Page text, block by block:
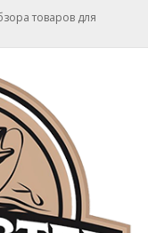
товаров для